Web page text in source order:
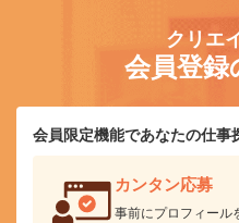
クリエ
会員登録
会員限定機能であなたの仕事
カンタン応募
事前にプロフィール